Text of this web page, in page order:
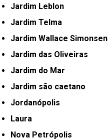
Jardim Leblon
Jardim Telma
Jardim Wallace Simonsen
Jardim das Oliveiras
Jardim do Mar
Jardim são caetano
Jordanópolis
Laura
Nova Petrópolis